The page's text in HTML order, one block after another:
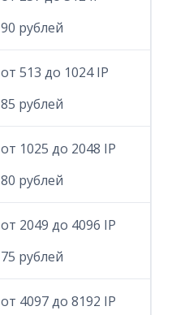
90 рублей
от 513 до 1024 IP
85 рублей
от 1025 до 2048 IP
80 рублей
от 2049 до 4096 IP
75 рублей
от 4097 до 8192 IP